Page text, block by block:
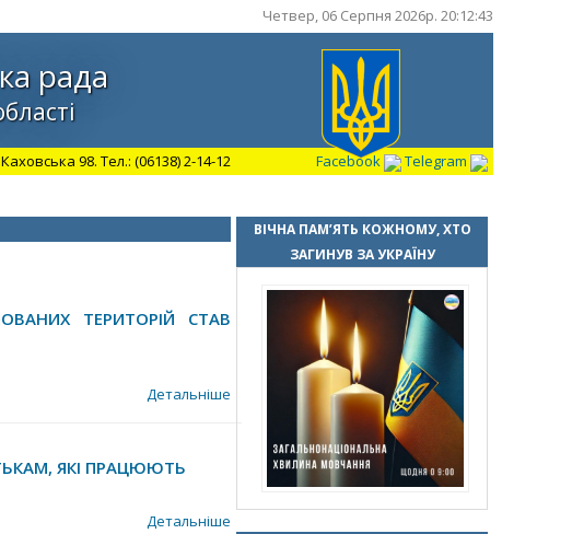
Четвер, 06 Серпня 2026р. 20:12:44
рада
98. Тел.: (06138) 2-14-12 Facebook
Telegram
ТЕРИТОРІЙ СТАВ
Детальніше
ЯКІ ПРАЦЮЮТЬ
Детальніше
ВІЧНА ПАМ’ЯТЬ КОЖНОМУ, ХТО
ЗАГИНУВ ЗА УКРАЇНУ